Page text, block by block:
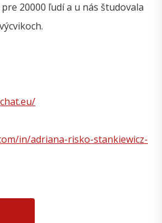
20000 ľudí a u nás študovala
in/adriana-risko-stankiewicz-